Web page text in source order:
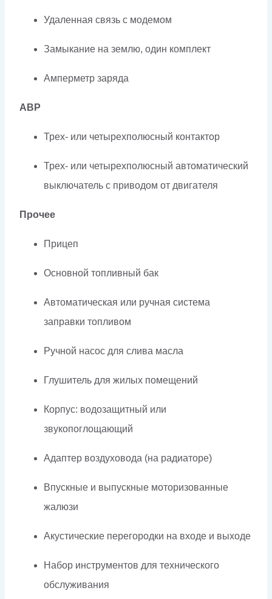
Удаленная связь с модемом
Замыкание на землю, один комплект
Амперметр заряда
АВР
Трех- или четырехполюсный контактор
Трех- или четырехполюсный автоматический
выключатель с приводом от двигателя
Прочее
Прицеп
Основной топливный бак
Автоматическая или ручная система
заправки топливом
Ручной насос для слива масла
Глушитель для жилых помещений
Корпус: водозащитный или
звукопоглощающий
Адаптер воздуховода (на радиаторе)
Впускные и выпускные моторизованные
жалюзи
Акустические перегородки на входе и выходе
Набор инструментов для технического
обслуживания